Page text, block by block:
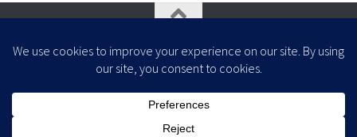
- Zaprojektowany z